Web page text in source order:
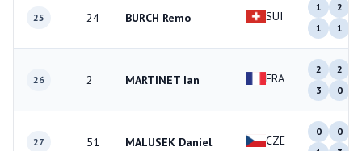
25 24 BURCH Remo SUI
1
2
1
1
26 2 MARTINET Ian FRA
2
2
3
0
27 51 MALUSEK Daniel CZE
0
0